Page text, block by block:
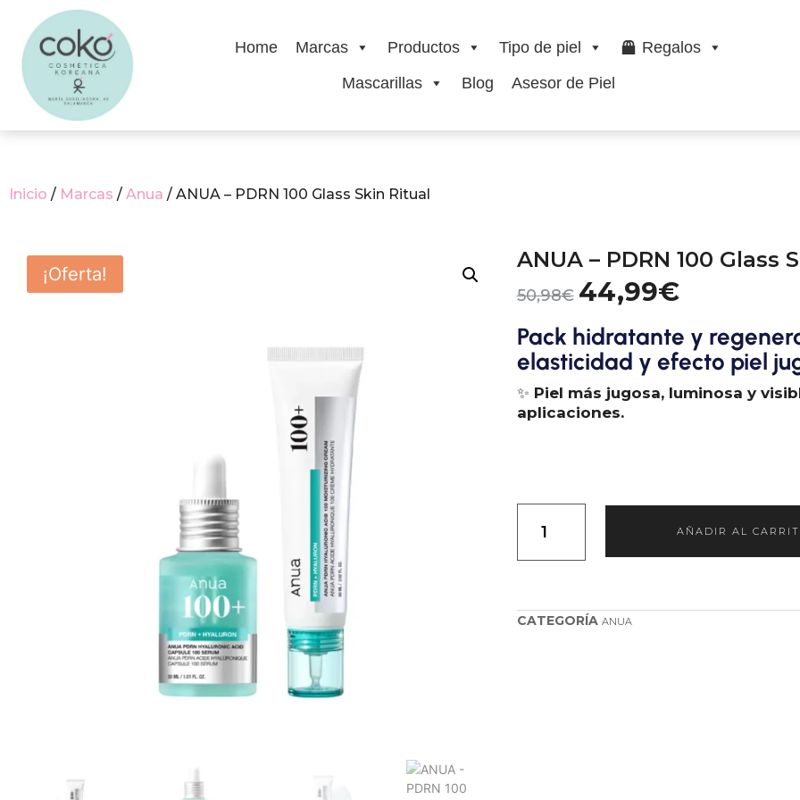
Home Marcas Productos Tipo de piel
Regalos
Mascarillas
Blog Asesor de Piel
Inicio / Marcas / Anua / ANUA – PDRN 100 Glass Skin Ritual
¡Oferta!
ANUA – PDRN 100 Glass
50,98€ 44,99€
Pack hidratante y
elasticidad y efecto piel
✨ Piel más jugosa, luminosa y
aplicaciones.
AÑADIR AL
CATEGORÍA ANUA